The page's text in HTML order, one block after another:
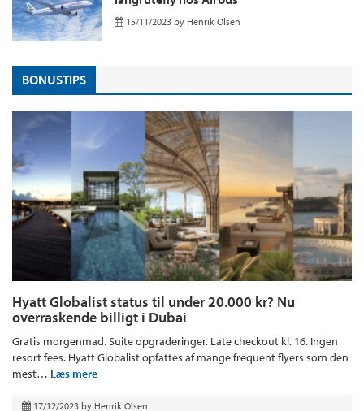
15/11/2023 by Henrik Olsen
BONUSTIPS
Hyatt Globalist status til under 20.000 kr? Nu
overraskende billigt i Dubai
Gratis morgenmad. Suite opgraderinger. Late checkout kl. 16. Ingen
resort fees. Hyatt Globalist opfattes af mange frequent flyers som den
mest… Læs mere
17/12/2023 by Henrik Olsen